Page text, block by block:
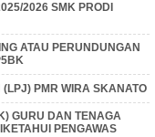
2026 SMK PRODI
ATAU PERUNDUNGAN
PMR WIRA SKANATO
GURU DAN TENAGA
PENGAWAS